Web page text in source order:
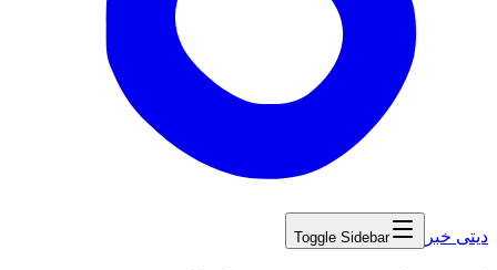
دیتی خبر Toggle Sidebar